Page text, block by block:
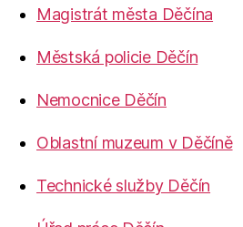
Magistrát města Děčína
Městská policie Děčín
Nemocnice Děčín
Oblastní muzeum v Děčíně
Technické služby Děčín